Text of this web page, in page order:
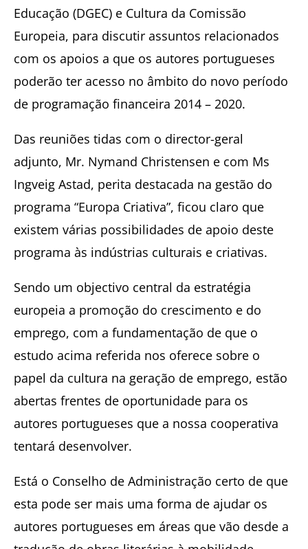
Educação (DGEC) e Cultura da Comissão
Europeia, para discutir assuntos relacionados
com os apoios a que os autores portugueses
poderão ter acesso no âmbito do novo período
de programação financeira 2014 – 2020.
Das reuniões tidas com o director-geral
adjunto, Mr. Nymand Christensen e com Ms
Ingveig Astad, perita destacada na gestão do
programa “Europa Criativa”, ficou claro que
existem várias possibilidades de apoio deste
programa às indústrias culturais e criativas.
Sendo um objectivo central da estratégia
europeia a promoção do crescimento e do
emprego, com a fundamentação de que o
estudo acima referida nos oferece sobre o
papel da cultura na geração de emprego, estão
abertas frentes de oportunidade para os
autores portugueses que a nossa cooperativa
tentará desenvolver.
Está o Conselho de Administração certo de que
esta pode ser mais uma forma de ajudar os
autores portugueses em áreas que vão desde a